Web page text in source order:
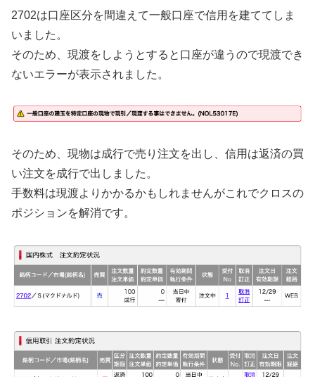
2702は口座区分を間違えて一般口座で信用を建ててしま
いました。
そのため、現渡をしようとすると口座が違うので現渡でき
ないエラーが表示されました。
そのため、現物は成行で売り注文を出し、信用は返済の買
い注文を成行で出しました。
手数料は現渡よりかかるかもしれませんがこれでクロスの
ポジションを解消です。